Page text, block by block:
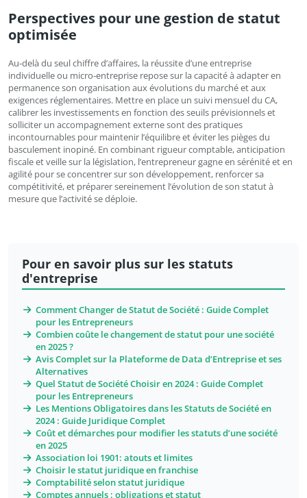
Perspectives pour une gestion de statut
optimisée
Au-delà du seul chiffre d’affaires, la réussite d’une entreprise
individuelle ou micro-entreprise repose sur la capacité à adapter en
permanence son organisation aux évolutions du marché et aux
exigences réglementaires. Mettre en place un suivi mensuel du CA,
calibrer les investissements en fonction des seuils prévisionnels et
solliciter un accompagnement externe sont des pratiques
incontournables pour maintenir l’équilibre et éviter les pièges du
basculement inopiné. En combinant rigueur comptable, anticipation
fiscale et veille sur la législation, l’entrepreneur gagne en sérénité et en
agilité pour se concentrer sur son développement, renforcer sa
compétitivité, et préparer sereinement l’évolution de son statut à
mesure que l’activité se déploie.
Pour en savoir plus sur les statuts
d'entreprise
Comment Changer de Statut de Société : Guide Complet
pour les Entrepreneurs
Combien coûte le changement de statut pour une société
en 2025 ?
Avis Complet sur la Plateforme de Data d’Entreprise et ses
Alternatives
Quel Statut de Société Choisir en 2024 : Guide Complet
pour les Entrepreneurs
Les Mentions Obligatoires dans les Statuts de Société en
2024 : Guide Juridique Complet
Coût et démarches pour modifier les statuts d’une société
en 2025
Association loi 1901: atouts et limites
Choisir le statut juridique en franchise
Comptabilité selon statut juridique
Comptes annuels : obligations et statut